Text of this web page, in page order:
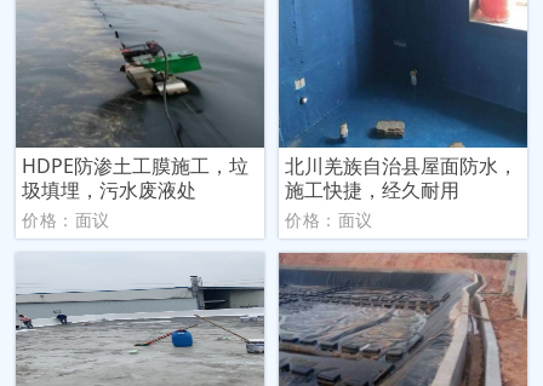
HDPE防渗土工膜施工，垃
圾填埋，污水废液处
价格：面议
北川羌族自治县屋面防水，
施工快捷，经久耐用
价格：面议